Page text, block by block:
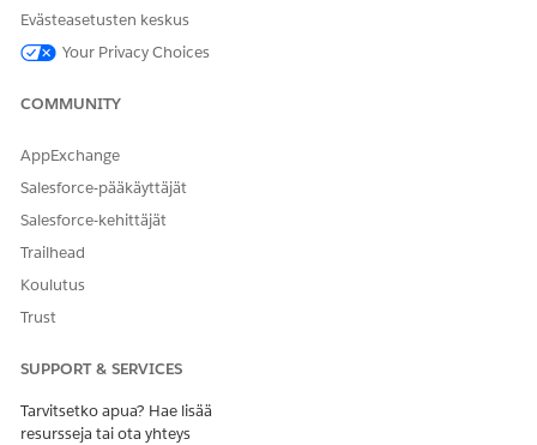
yhden tai useamman
kehotteen mallin?
RATKAISIKO TÄMÄ ARTIKKELI ONGELMASI?
Anna palautetta, jotta voimme kehittyä!
Evästeasetusten keskus
Your Privacy Choices
COMMUNITY
AppExchange
Salesforce-pääkäyttäjät
Salesforce-kehittäjät
Trailhead
Koulutus
Trust
SUPPORT & SERVICES
Tarvitsetko apua? Hae lisää
resursseja tai ota yhteys